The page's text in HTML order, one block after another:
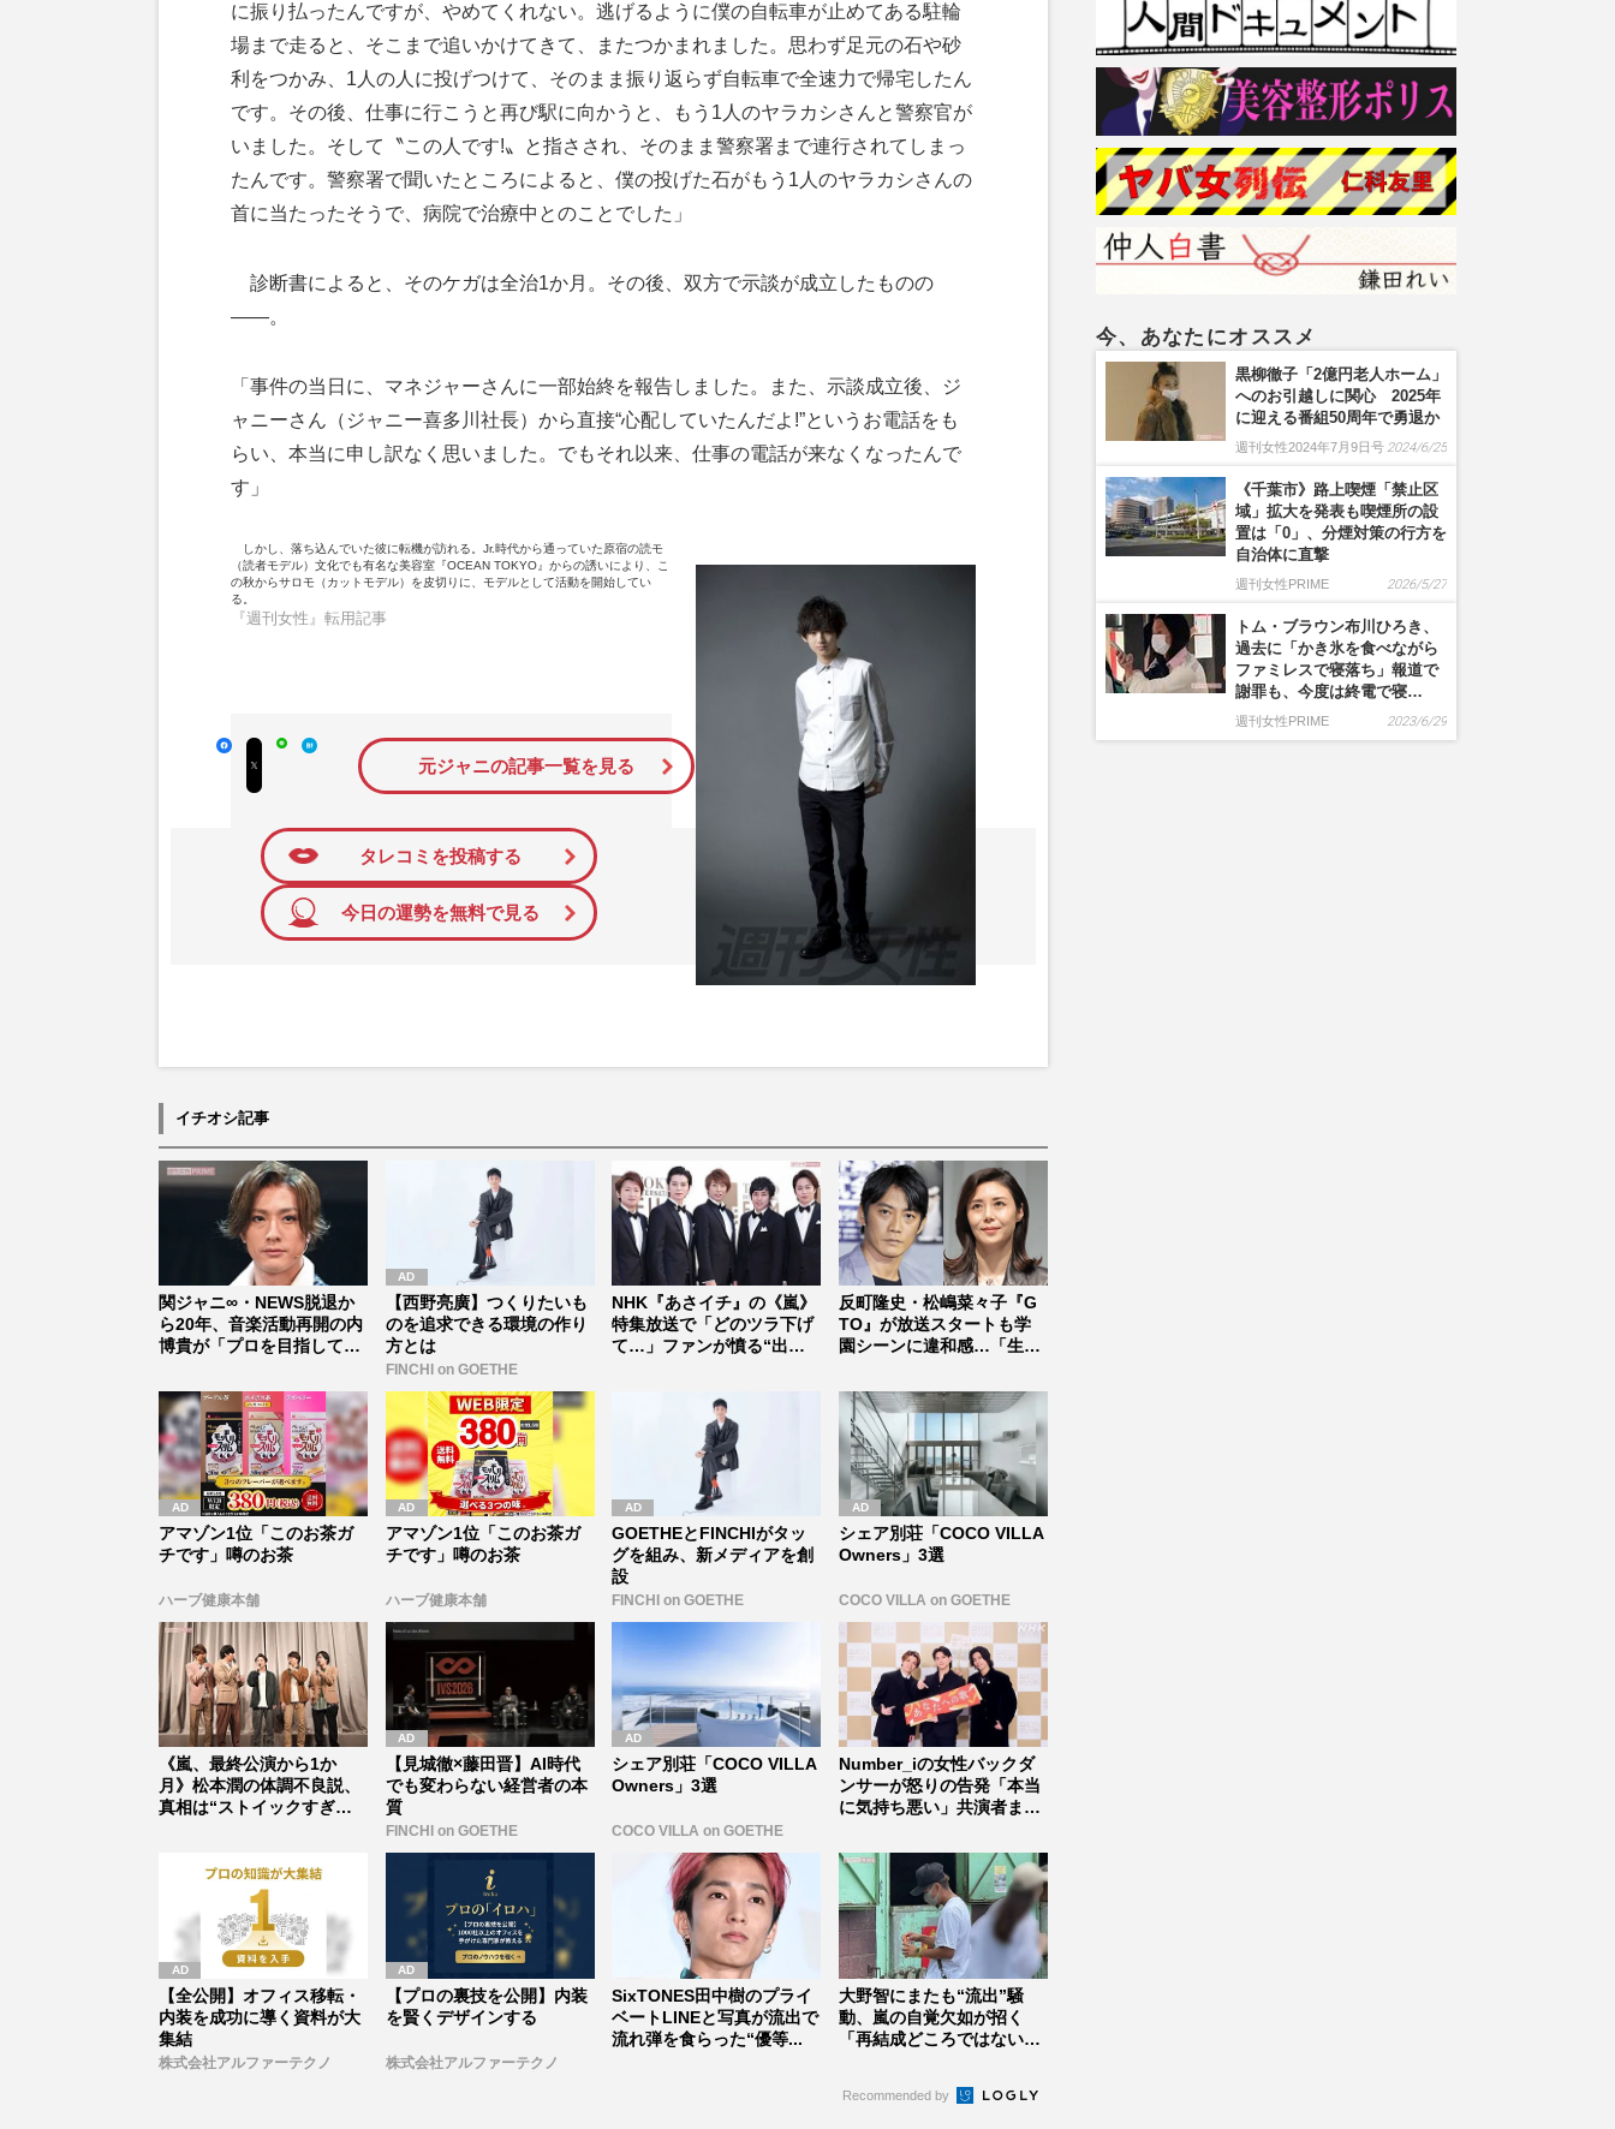
に振り払ったんですが、やめてくれない。逃げるように僕の自転車が止めてある駐輪
場まで走ると、そこまで追いかけてきて、またつかまれました。思わず足元の石や砂
利をつかみ、1人の人に投げつけて、そのまま振り返らず自転車で全速力で帰宅したん
です。その後、仕事に行こうと再び駅に向かうと、もう1人のヤラカシさんと警察官が
いました。そして〝この人です!〟と指さされ、そのまま警察署まで連行されてしまっ
たんです。警察署で聞いたところによると、僕の投げた石がもう1人のヤラカシさんの
首に当たったそうで、病院で治療中とのことでした」
診断書によると、そのケガは全治1か月。その後、双方で示談が成立したものの
――。
「事件の当日に、マネジャーさんに一部始終を報告しました。また、示談成立後、ジ
ャニーさん（ジャニー喜多川社長）から直接“心配していたんだよ!”というお電話をも
らい、本当に申し訳なく思いました。でもそれ以来、仕事の電話が来なくなったんで
す」
しかし、落ち込んでいた彼に転機が訪れる。Jr.時代から通っていた原宿の読モ
（読者モデル）文化でも有名な美容室『OCEAN TOKYO』からの誘いにより、こ
の秋からサロモ（カットモデル）を皮切りに、モデルとして活動を開始してい
る。
『週刊女性』転用記事
fa
X
ポ
ス
L
は
ッ
ク
マ
ー
ク
に
元ジャニの記事一覧を見る
タレコミを投稿する
今日の運勢を無料で見る
イチオシ記事
関ジャニ∞・NEWS脱退か
ら20年、音楽活動再開の内
博貴が「プロを目指してい
【西野亮廣】つくりたいも
のを追求できる環境の作り
方とは
FINCHI on GOETHE
NHK『あさイチ』の《嵐》
特集放送で「どのツラ下げ
て…」ファンが憤る“出禁
反町隆史・松嶋菜々子『G
TO』が放送スタートも学
園シーンに違和感…「生徒
アマゾン1位「このお茶ガ
チです」噂のお茶
ハーブ健康本舗
アマゾン1位「このお茶ガ
チです」噂のお茶
ハーブ健康本舗
GOETHEとFINCHIがタッ
グを組み、新メディアを創
設
FINCHI on GOETHE
シェア別荘「COCO VILLA
Owners」3選
COCO VILLA on GOETHE
《嵐、最終公演から1か
月》松本潤の体調不良説、
真相は“ストイックすぎる
【見城徹×藤田晋】AI時代
でも変わらない経営者の本
質
FINCHI on GOETHE
シェア別荘「COCO VILLA
Owners」3選
COCO VILLA on GOETHE
Number_iの女性バックダ
ンサーが怒りの告発「本当
に気持ち悪い」共演者まで
【全公開】オフィス移転・
内装を成功に導く資料が大
集結
株式会社アルファーテクノ
【プロの裏技を公開】内装
を賢くデザインする
株式会社アルファーテクノ
SixTONES田中樹のプライ
ベートLINEと写真が流出で
流れ弾を食らった“優等...
大野智にまたも“流出”騒
動、嵐の自覚欠如が招く
「再結成どころではない」
Recommended by
今、あなたにオススメ
黒柳徹子「2億円老人ホーム」
へのお引越しに関心 2025年
に迎える番組50周年で勇退か
週刊女性2024年7月9日号 2024/6/25
《千葉市》路上喫煙「禁止区
域」拡大を発表も喫煙所の設
置は「0」、分煙対策の行方を
自治体に直撃
週刊女性PRIME 2026/5/27
トム・ブラウン布川ひろき、
過去に「かき氷を食べながら
ファミレスで寝落ち」報道で
謝罪も、今度は終電で寝…
週刊女性PRIME 2023/6/29